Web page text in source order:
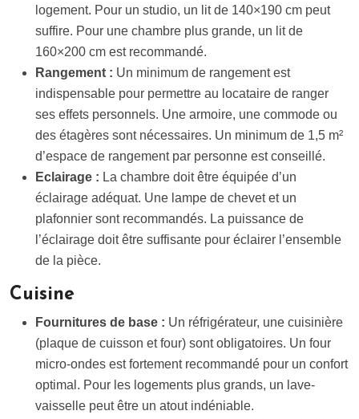
logement. Pour un studio, un lit de 140×190 cm peut
suffire. Pour une chambre plus grande, un lit de
160×200 cm est recommandé.
Rangement : Un minimum de rangement est
indispensable pour permettre au locataire de ranger
ses effets personnels. Une armoire, une commode ou
des étagères sont nécessaires. Un minimum de 1,5 m²
d’espace de rangement par personne est conseillé.
Eclairage : La chambre doit être équipée d’un
éclairage adéquat. Une lampe de chevet et un
plafonnier sont recommandés. La puissance de
l’éclairage doit être suffisante pour éclairer l’ensemble
de la pièce.
Cuisine
Fournitures de base : Un réfrigérateur, une cuisinière
(plaque de cuisson et four) sont obligatoires. Un four
micro-ondes est fortement recommandé pour un confort
optimal. Pour les logements plus grands, un lave-
vaisselle peut être un atout indéniable.